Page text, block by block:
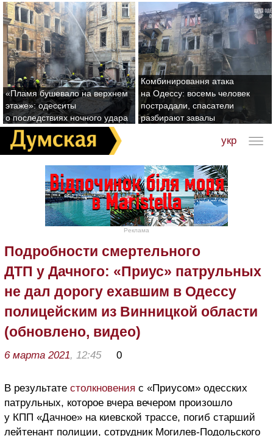
«Пламя бушевало на верхнем
этаже»: одесситы
о последствиях ночного удара
Комбинировання атака
на Одессу: восемь человек
пострадали, спасатели
разбирают завалы
укр
Реклама
Подробности смертельного
ДТП у Дачного: «Приус» патрульных
не дал дорогу ехавшим в Одессу
полицейским из Винницкой области
(обновлено, видео)
6 марта 2021, 12:45 0
В результате столкновения с «Приусом» одесских
патрульных, которое вчера вечером произошло
у КПП «Дачное» на киевской трассе, погиб старший
лейтенант полиции, сотрудник Могилев-Подольского